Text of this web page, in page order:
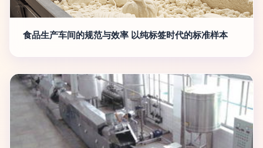
食品生产车间的规范与效率 以纯标签时代的标准样本